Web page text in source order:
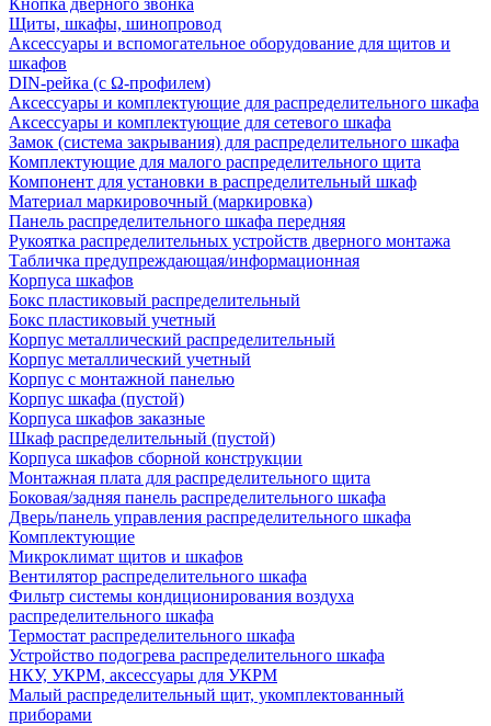
Кнопка дверного звонка
Щиты, шкафы, шинопровод
Аксессуары и вспомогательное оборудование для щитов и
шкафов
DIN-рейка (с Ω-профилем)
Аксессуары и комплектующие для распределительного шкафа
Аксессуары и комплектующие для сетевого шкафа
Замок (система закрывания) для распределительного шкафа
Комплектующие для малого распределительного щита
Компонент для установки в распределительный шкаф
Материал маркировочный (маркировка)
Панель распределительного шкафа передняя
Рукоятка распределительных устройств дверного монтажа
Табличка предупреждающая/информационная
Корпуса шкафов
Бокс пластиковый распределительный
Бокс пластиковый учетный
Корпус металлический распределительный
Корпус металлический учетный
Корпус с монтажной панелью
Корпус шкафа (пустой)
Корпуса шкафов заказные
Шкаф распределительный (пустой)
Корпуса шкафов сборной конструкции
Монтажная плата для распределительного щита
Боковая/задняя панель распределительного шкафа
Дверь/панель управления распределительного шкафа
Комплектующие
Микроклимат щитов и шкафов
Вентилятор распределительного шкафа
Фильтр системы кондиционирования воздуха
распределительного шкафа
Термостат распределительного шкафа
Устройство подогрева распределительного шкафа
НКУ, УКРМ, аксессуары для УКРМ
Малый распределительный щит, укомплектованный
приборами